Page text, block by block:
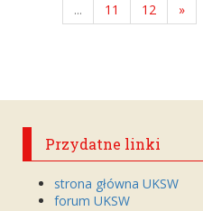
...
11 12 »
Przydatne linki
strona główna UKSW
forum UKSW